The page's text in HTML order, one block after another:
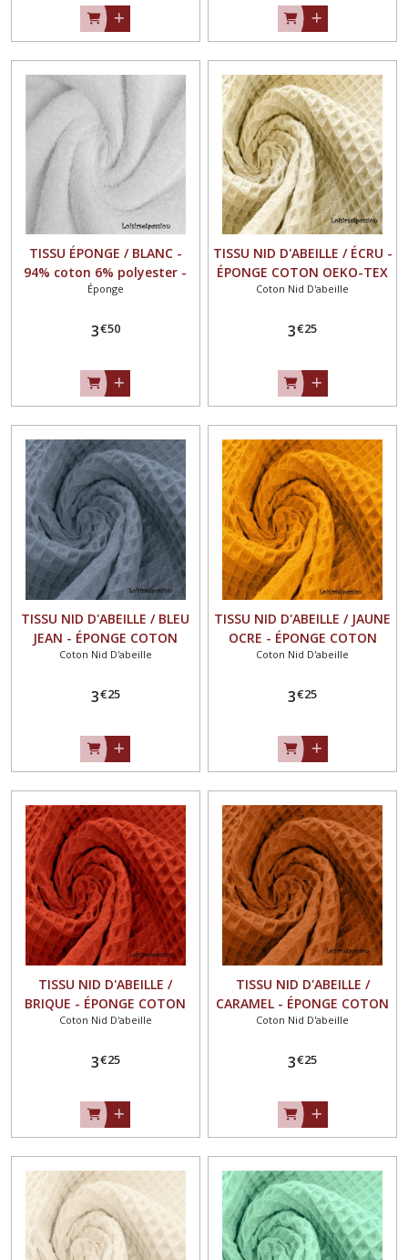
TISSU ÉPONGE / BLANC -
94% coton 6% polyester -
OEKO-TEX Standard100
Éponge
3€50
TISSU NID D'ABEILLE / ÉCRU -
ÉPONGE COTON OEKO-TEX
Standard100
Coton Nid D'abeille
3€25
TISSU NID D'ABEILLE / BLEU
JEAN - ÉPONGE COTON
OEKO-TEX Standard100
Coton Nid D'abeille
3€25
TISSU NID D'ABEILLE / JAUNE
OCRE - ÉPONGE COTON
OEKO-TEX Standard100
Coton Nid D'abeille
3€25
TISSU NID D'ABEILLE /
BRIQUE - ÉPONGE COTON
OEKO-TEX Standard100
Coton Nid D'abeille
3€25
TISSU NID D'ABEILLE /
CARAMEL - ÉPONGE COTON
OEKO-TEX Standard100
Coton Nid D'abeille
3€25